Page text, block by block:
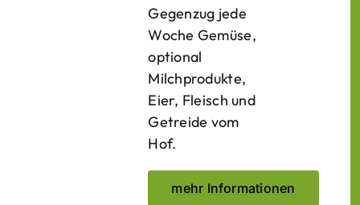
Gegenzug jede
Woche Gemüse,
optional
Milchprodukte,
Eier, Fleisch und
Getreide vom
Hof.
mehr Informationen